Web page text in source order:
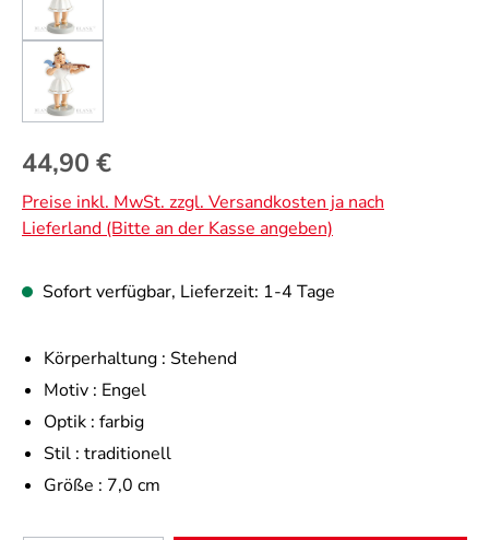
Regulärer Preis:
44,90 €
Preise inkl. MwSt. zzgl. Versandkosten ja nach
Lieferland (Bitte an der Kasse angeben)
Sofort verfügbar, Lieferzeit: 1-4 Tage
Körperhaltung : Stehend
Motiv : Engel
Optik : farbig
Stil : traditionell
Größe : 7,0 cm